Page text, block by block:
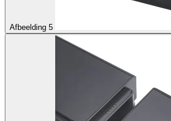
Afbeelding 5